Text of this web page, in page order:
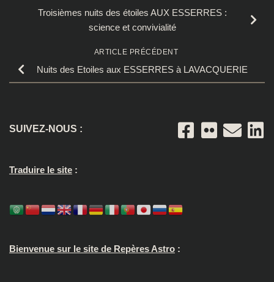
Troisièmes nuits des étoiles AUX ESSERRES :
science et convivialité
ARTICLE PRÉCÉDENT
Nuits des Etoiles aux ESSERRES à LAVACQUERIE
SUIVEZ-NOUS :
Traduire le site :
Bienvenue sur le site de Repères Astro :